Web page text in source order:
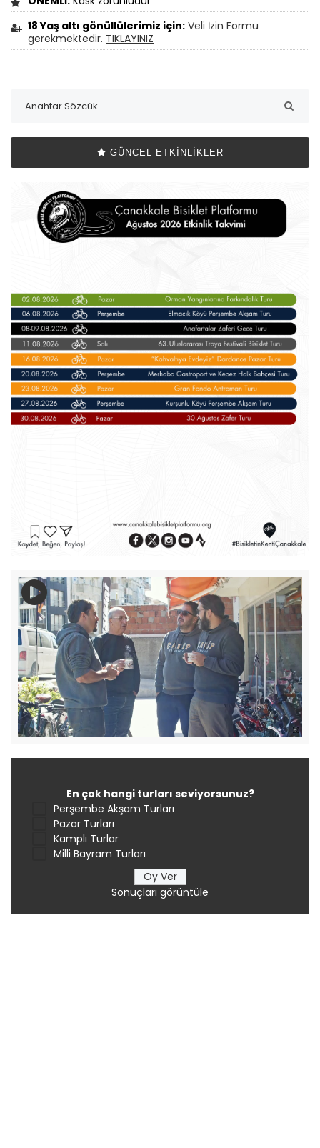
18 Yaş altı gönüllülerimiz için: Veli İzin Formu
gerekmektedir. TIKLAYINIZ
GÜNCEL ETKINLIKLER
En çok hangi turları seviyorsunuz?
Perşembe Akşam Turları
Pazar Turları
Kamplı Turlar
Milli Bayram Turları
Sonuçları görüntüle